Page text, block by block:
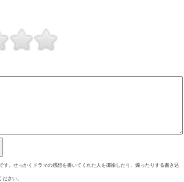
。せっかくドラマの感想を書いてくれた人を揶揄したり、煽ったりする書き込
ださい。